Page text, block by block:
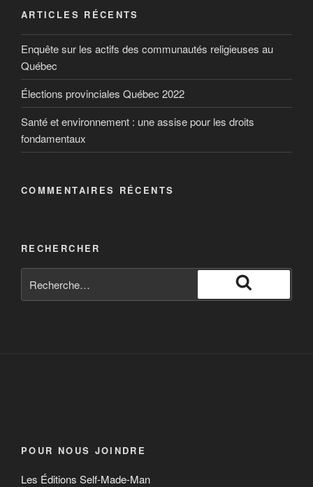
ARTICLES RÉCENTS
Enquête sur les actifs des communautés religieuses au
Québec
Élections provinciales Québec 2022
Santé et environnement : une assise pour les droits
fondamentaux
COMMENTAIRES RÉCENTS
RECHERCHER
POUR NOUS JOINDRE
Les Éditions Self-Made-Man